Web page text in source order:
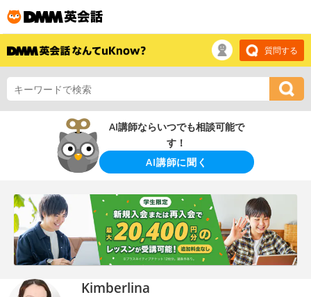
質問する
AI講師ならいつでも相談可能で
す！
AI講師に聞く
Kimberlina